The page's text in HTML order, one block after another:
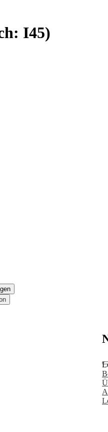
I45)